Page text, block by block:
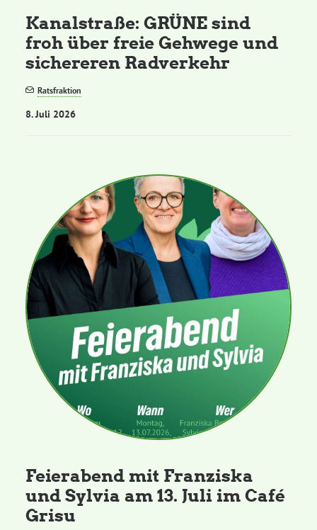
Kanalstraße: GRÜNE sind
froh über freie Gehwege und
sichereren Radverkehr
Ratsfraktion
8. Juli 2026
Feierabend mit Franziska
und Sylvia am 13. Juli im Café
Grisu